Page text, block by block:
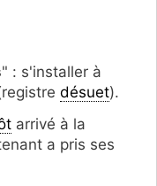
" : s'installer à
désuet).
arrivé à la
a pris ses